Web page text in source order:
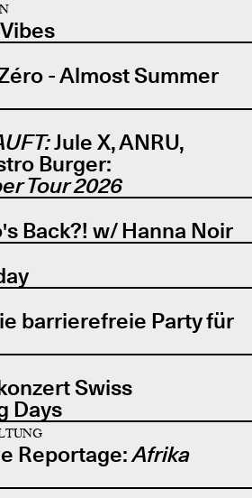
- Almost Summer
Jule X, ANRU,
Burger:
Tour 2026
Back?! w/ Hanna Noir
barrierefreie Party für
Swiss
Days
Reportage:Afrika